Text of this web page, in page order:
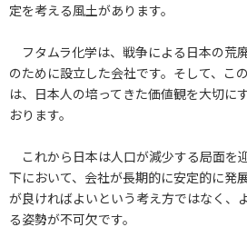
定を考える風土があります。
フタムラ化学は、戦争による日本の荒
のために設立した会社です。そして、こ
は、日本人の培ってきた価値観を大切に
おります。
これから日本は人口が減少する局面を
下において、会社が長期的に安定的に発
が良ければよいという考え方ではなく、
る姿勢が不可欠です。